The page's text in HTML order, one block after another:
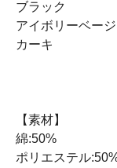
ブラック
アイボリーベージ
カーキ
【素材】
綿:50%
ポリエステル